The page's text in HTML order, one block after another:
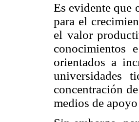
Es evidente que
para el
el valor
conocimientos
orientados a
universidades
concentración
medios de